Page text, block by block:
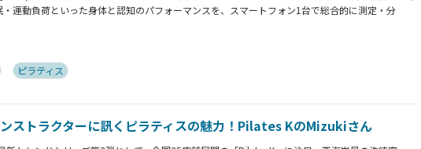
運動負荷といった身体と認知のパフォーマンスを、スマートフォン1台で総合的に測定・分
バイルパフォーマンスラボ」。開発者で自らもトレーナーとして多くの実績を持つ、代表の山
緯を訊きました。
ピラティス
ストラクターに訊くピラティスの魅力！Pilates KのMizukiさん